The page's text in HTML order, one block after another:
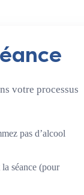
votre processus
pas d’alcool
séance (pour